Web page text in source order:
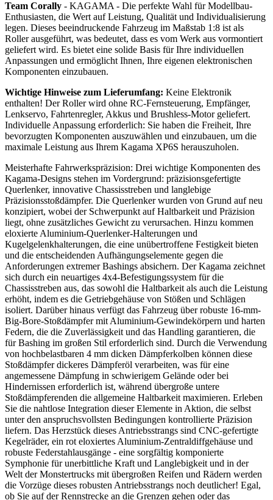
Team Corally - KAGAMA - Die perfekte Wahl für Modellbau-
Enthusiasten, die Wert auf Leistung, Qualität und Individualisierung
legen. Dieses beeindruckende Fahrzeug im Maßstab 1:8 ist als
Roller ausgeführt, was bedeutet, dass es vom Werk aus vormontiert
geliefert wird. Es bietet eine solide Basis für Ihre individuellen
Anpassungen und ermöglicht Ihnen, Ihre eigenen elektronischen
Komponenten einzubauen.
Wichtige Hinweise zum Lieferumfang: Keine Elektronik
enthalten! Der Roller wird ohne RC-Fernsteuerung, Empfänger,
Lenkservo, Fahrtenregler, Akkus und Brushless-Motor geliefert.
Individuelle Anpassung erforderlich: Sie haben die Freiheit, Ihre
bevorzugten Komponenten auszuwählen und einzubauen, um die
maximale Leistung aus Ihrem Kagama XP6S herauszuholen.
Meisterhafte Fahrwerkspräzision: Drei wichtige Komponenten des
Kagama-Designs stehen im Vordergrund: präzisionsgefertigte
Querlenker, innovative Chassisstreben und langlebige
Präzisionsstoßdämpfer. Die Querlenker wurden von Grund auf neu
konzipiert, wobei der Schwerpunkt auf Haltbarkeit und Präzision
liegt, ohne zusätzliches Gewicht zu verursachen. Hinzu kommen
eloxierte Aluminium-Querlenker-Halterungen und
Kugelgelenkhalterungen, die eine unübertroffene Festigkeit bieten
und die entscheidenden Aufhängungselemente gegen die
Anforderungen extremer Bashings absichern. Der Kagama zeichnet
sich durch ein neuartiges 4x4-Befestigungssystem für die
Chassisstreben aus, das sowohl die Haltbarkeit als auch die Leistung
erhöht, indem es die Getriebgehäuse von Stößen und Schlägen
isoliert. Darüber hinaus verfügt das Fahrzeug über robuste 16-mm-
Big-Bore-Stoßdämpfer mit Aluminium-Gewindekörpern und harten
Federn, die die Zuverlässigkeit und das Handling garantieren, die
für Bashing im großen Stil erforderlich sind. Durch die Verwendung
von hochbelastbaren 4 mm dicken Dämpferkolben können diese
Stoßdämpfer dickeres Dämpferöl verarbeiten, was für eine
angemessene Dämpfung in schwierigem Gelände oder bei
Hindernissen erforderlich ist, während übergroße untere
Stoßdämpferenden die allgemeine Haltbarkeit maximieren. Erleben
Sie die nahtlose Integration dieser Elemente in Aktion, die selbst
unter den anspruchsvollsten Bedingungen kontrollierte Präzision
liefern. Das Herzstück dieses Antriebsstrangs sind CNC-gefertigte
Kegelräder, ein rot eloxiertes Aluminium-Zentraldiffgehäuse und
robuste Federstahlausgänge - eine sorgfältig komponierte
Symphonie für unerbittliche Kraft und Langlebigkeit und in der
Welt der Monstertrucks mit übergroßen Reifen und Rädern werden
die Vorzüge dieses robusten Antriebsstrangs noch deutlicher! Egal,
ob Sie auf der Rennstrecke an die Grenzen gehen oder das